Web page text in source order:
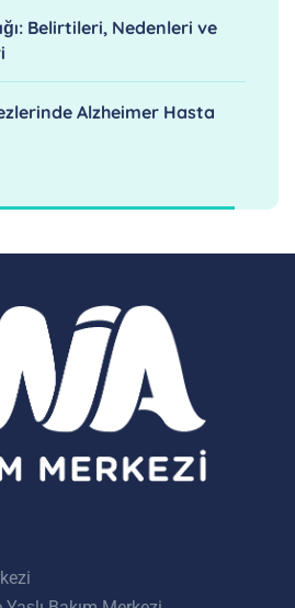
Belirtileri, Nedenleri ve
Alzheimer Hasta